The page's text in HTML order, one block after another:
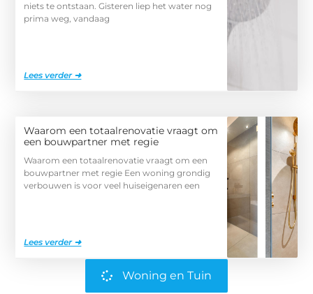
niets te ontstaan. Gisteren liep het water nog
prima weg, vandaag
Lees verder ➜
Waarom een totaalrenovatie vraagt om
een bouwpartner met regie
Waarom een totaalrenovatie vraagt om een
bouwpartner met regie Een woning grondig
verbouwen is voor veel huiseigenaren een
Lees verder ➜
Woning en Tuin